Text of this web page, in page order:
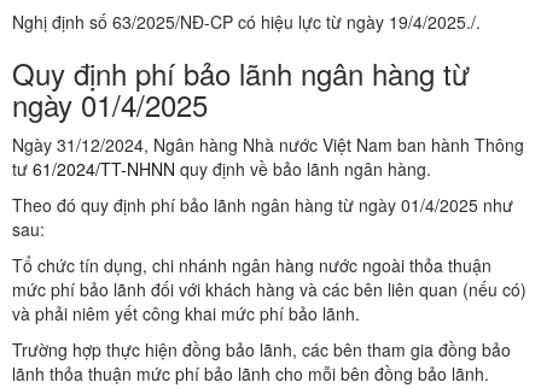
Nghị định số 63/2025/NĐ-CP có hiệu lực từ ngày 19/4/2025./.
Quy định phí bảo lãnh ngân hàng từ
ngày 01/4/2025
Ngày 31/12/2024, Ngân hàng Nhà nước Việt Nam ban hành Thông
tư 61/2024/TT-NHNN quy định về bảo lãnh ngân hàng.
Theo đó quy định phí bảo lãnh ngân hàng từ ngày 01/4/2025 như
sau:
Tổ chức tín dụng, chi nhánh ngân hàng nước ngoài thỏa thuận
mức phí bảo lãnh đối với khách hàng và các bên liên quan (nếu có)
và phải niêm yết công khai mức phí bảo lãnh.
Trường hợp thực hiện đồng bảo lãnh, các bên tham gia đồng bảo
lãnh thỏa thuận mức phí bảo lãnh cho mỗi bên đồng bảo lãnh.